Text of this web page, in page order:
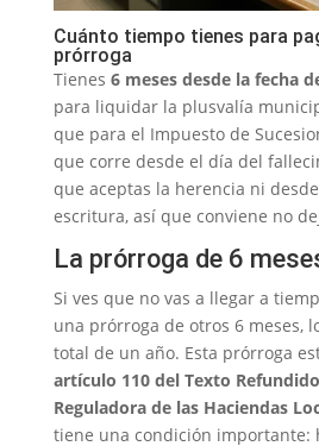
Cuánto tiempo tienes para
prórroga
Tienes 6 meses desde la fecha
para liquidar la plusvalía
que para el Impuesto de
que corre desde el día del
que aceptas la herencia ni
escritura, así que conviene no
La prórroga de 6
Si ves que no vas a llegar a
una prórroga de otros 6 meses,
total de un año. Esta prórroga
artículo 110 del Texto
Reguladora de las Haciendas
tiene una condición importante: